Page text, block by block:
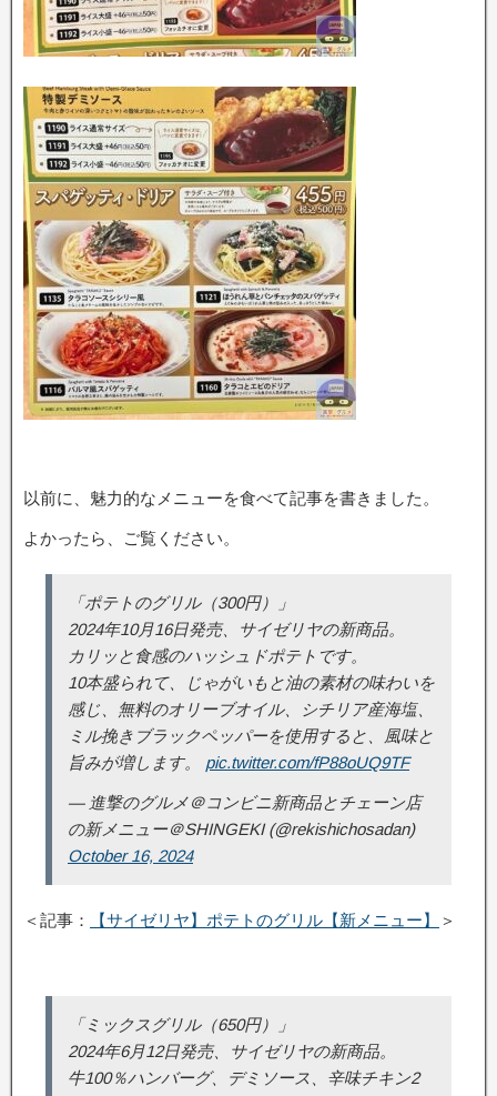
以前に、魅力的なメニューを食べて記事を書きました。
よかったら、ご覧ください。
「ポテトのグリル（300円）」
2024年10月16日発売、サイゼリヤの新商品。
カリッと食感のハッシュドポテトです。
10本盛られて、じゃがいもと油の素材の味わいを
感じ、無料のオリーブオイル、シチリア産海塩、
ミル挽きブラックペッパーを使用すると、風味と
旨みが増します。 pic.twitter.com/fP88oUQ9TF
— 進撃のグルメ＠コンビニ新商品とチェーン店
の新メニュー＠SHINGEKI (@rekishichosadan)
October 16, 2024
＜記事： 【サイゼリヤ】ポテトのグリル【新メニュー】 ＞
「ミックスグリル（650円）」
2024年6月12日発売、サイゼリヤの新商品。
牛100％ハンバーグ、デミソース、辛味チキン2